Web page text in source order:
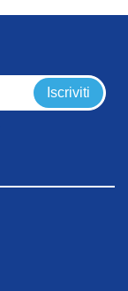
Iscriviti